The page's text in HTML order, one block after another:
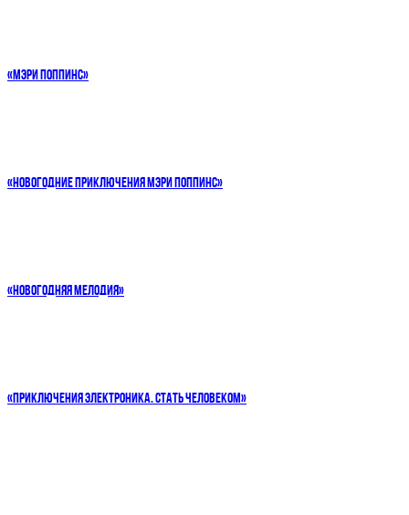
«МЭРИ ПОППИНС»
«НОВОГОДНИЕ ПРИКЛЮЧЕНИЯ МЭРИ ПОППИНС»
«НОВОГОДНЯЯ МЕЛОДИЯ»
«ПРИКЛЮЧЕНИЯ ЭЛЕКТРОНИКА. СТАТЬ ЧЕЛОВЕКОМ»